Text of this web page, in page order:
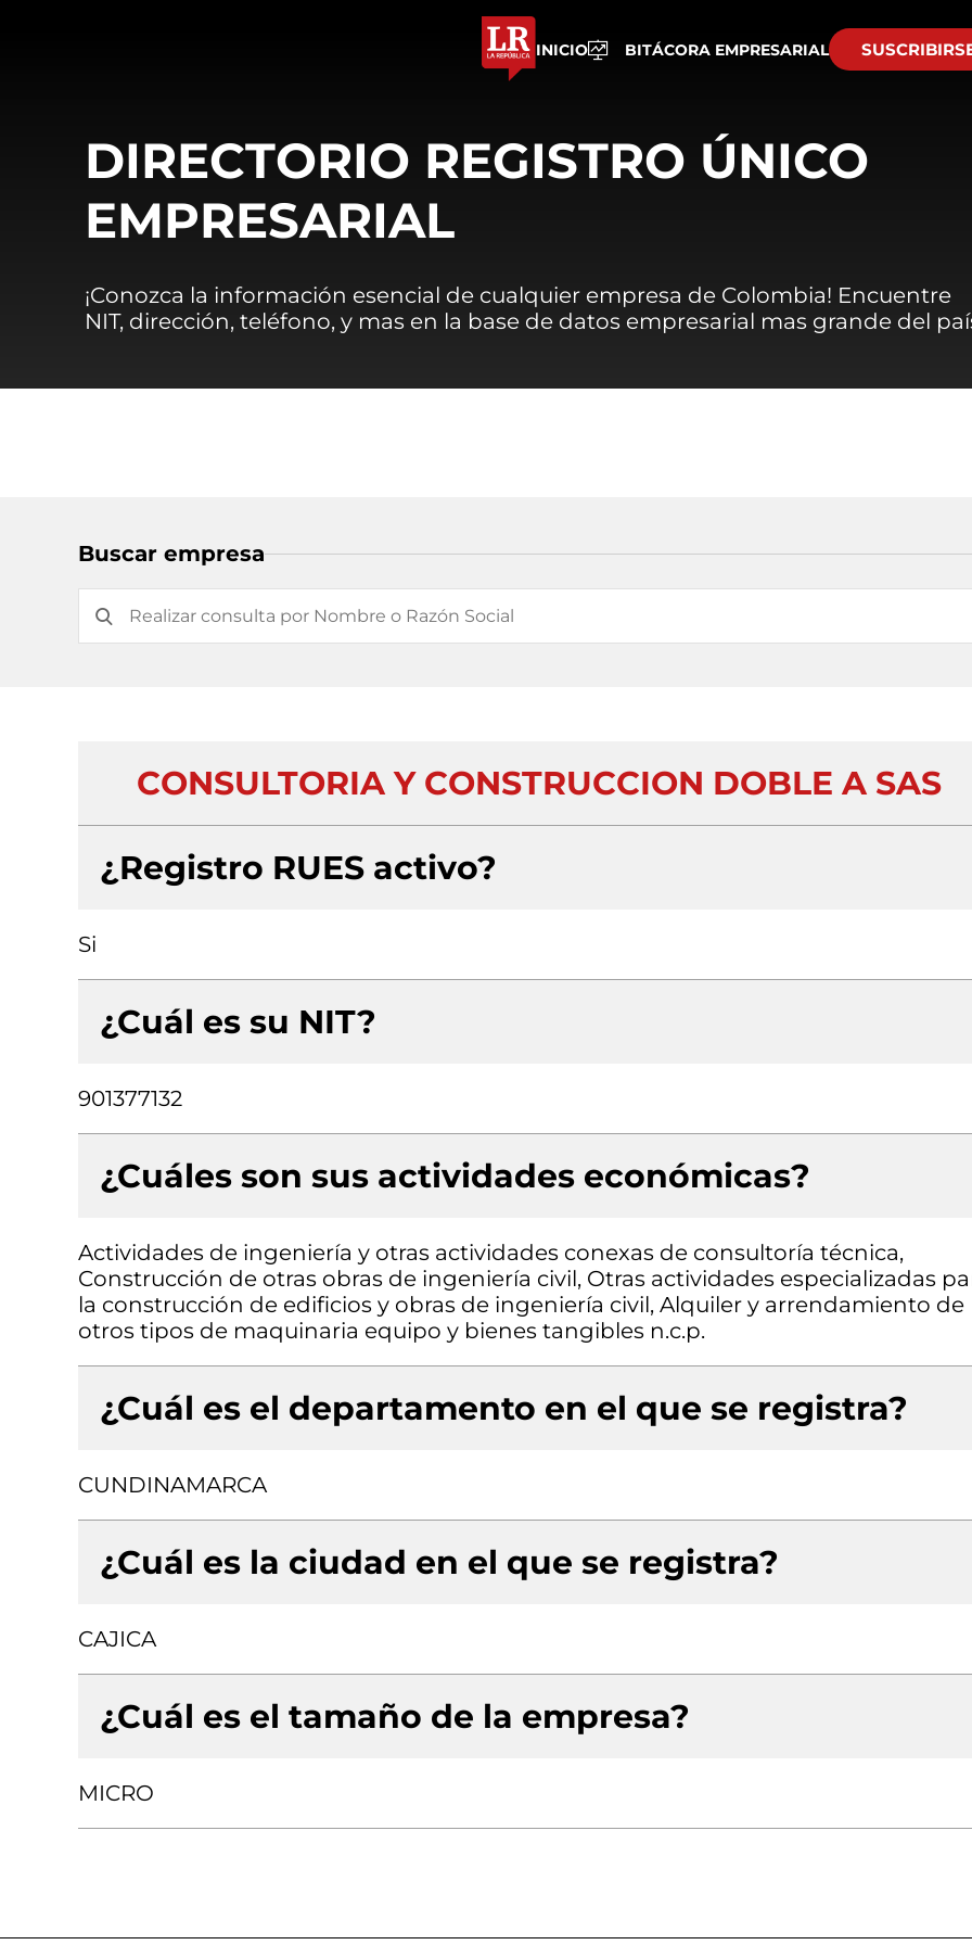
INICIO BITÁCORA EMPRESARIAL
DIRECTORIO REGISTRO ÚNICO
EMPRESARIAL
¡Conozca la información esencial de cualquier empresa de Colombia! Encuentre
NIT, dirección, teléfono, y mas en la base de datos empresarial mas grande del
Buscar empresa
CONSULTORIA Y CONSTRUCCION DOBLE A SAS
¿Registro RUES activo?
Si
¿Cuál es su NIT?
901377132
¿Cuáles son sus actividades económicas?
Actividades de ingeniería y otras actividades conexas de consultoría técnica,
Construcción de otras obras de ingeniería civil, Otras actividades especializadas
la construcción de edificios y obras de ingeniería civil, Alquiler y arrendamiento de
otros tipos de maquinaria equipo y bienes tangibles n.c.p.
¿Cuál es el departamento en el que se registra?
CUNDINAMARCA
¿Cuál es la ciudad en el que se registra?
CAJICA
¿Cuál es el tamaño de la empresa?
MICRO